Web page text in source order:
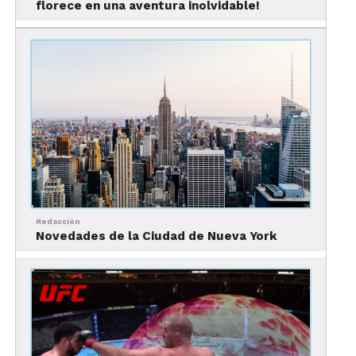
la historia de amor a larga distancia de Sam (Tom
Hanks) y Annie (Meg Ryan) plasmada en el éxito
romántico de Nora Ephron, Sleepless in Seattle.
Los fanáticos de esta comedia romántica
atemporal pueden revivir algunas de sus escenas
más memorables, con cruceros que surcan el lago
Union para echar un vistazo a la casa flotante
donde vivían Sam y su hijo Jonah. O dar paseos en
bici por Alki Beach para ver dónde Annie espiaba a
Sam y Jonah mientras jugaban. ElAthenian
Seafood Restaurant and Bares donde Sam y su
amigo Jay (Rob Reiner) hablan sobre mujeres y
curiosear las fotografías tomadas durante el rodaje
y que hoy decoran las paredes del restaurante.
La magia de la animación en
florece en una aventura inolvidable!
Redacción
Novedades de la Ciudad de Nueva York